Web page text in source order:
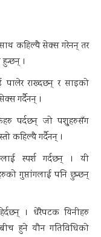
कहिल्यै सेक्स गरेनन् तर
।
पालेर राख्दछन् र साइको
गर्दैनन् ।
पर्दछन् जो पशु्हरुसँग
कहिल्यै गर्दैनन् ।
स्पर्श गर्दछन् । यी
गुप्तांगलाई पनि छुन्छन्
। धेरैपटक यिनीहरु
हुने यौन गतिविधिको